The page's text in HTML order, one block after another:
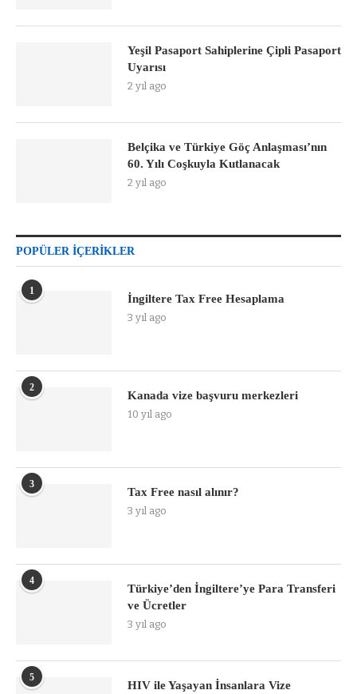
Yeşil Pasaport Sahiplerine Çipli Pasaport
Uyarısı
2 yıl ago
Belçika ve Türkiye Göç Anlaşması’nın
60. Yılı Coşkuyla Kutlanacak
2 yıl ago
POPÜLER İÇERIKLER
1
İngiltere Tax Free Hesaplama
3 yıl ago
2
Kanada vize başvuru merkezleri
10 yıl ago
3
Tax Free nasıl alınır?
3 yıl ago
4
Türkiye’den İngiltere’ye Para Transferi
ve Ücretler
3 yıl ago
5
HIV ile Yaşayan İnsanlara Vize